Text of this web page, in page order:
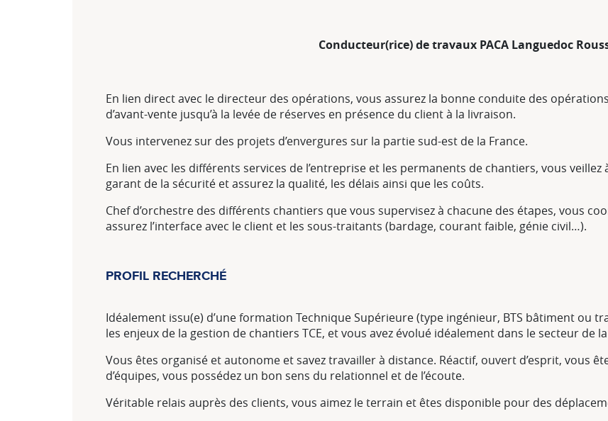
Conducteur(rice) de travaux PACA Languedoc
En lien direct avec le directeur des opérations, vous assurez la bonne conduite des
d’avant-vente jusqu’à la levée de réserves en présence du client à la livraison.
Vous intervenez sur des projets d’envergures sur la partie sud-est de la France.
En lien avec les différents services de l’entreprise et les permanents de chantiers, vous
garant de la sécurité et assurez la qualité, les délais ainsi que les coûts.
Chef d’orchestre des différents chantiers que vous supervisez à chacune des étapes, vous
assurez l’interface avec le client et les sous-traitants (bardage, courant faible, génie civil…).
PROFIL RECHERCHÉ
Idéalement issu(e) d’une formation Technique Supérieure (type ingénieur, BTS bâtiment ou
les enjeux de la gestion de chantiers TCE, et vous avez évolué idéalement dans le secteur de
Vous êtes organisé et autonome et savez travailler à distance. Réactif, ouvert d’esprit, vous
d’équipes, vous possédez un bon sens du relationnel et de l’écoute.
Véritable relais auprès des clients, vous aimez le terrain et êtes disponible pour des